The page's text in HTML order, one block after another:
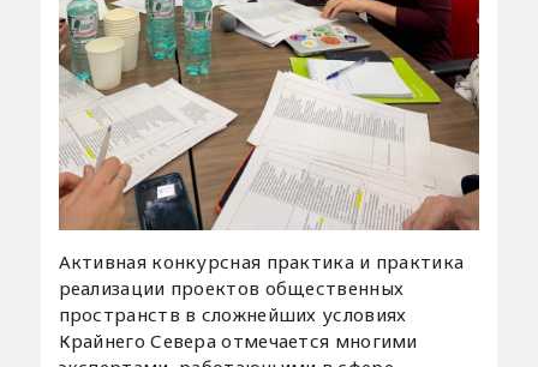
Активная конкурсная практика и практика
реализации проектов общественных
пространств в сложнейших условиях
Крайнего Севера отмечается многими